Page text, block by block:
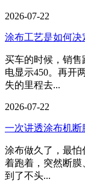
2026-07-22
涂布工艺是如何决
买车的时候，销售
电显示450。再开
失的里程去...
2026-07-22
一次讲透涂布机
涂布做久了，最
着跑着，突然断
到了不头...